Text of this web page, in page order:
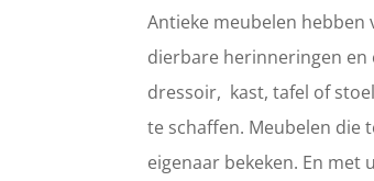
Antieke meubelen hebben
dierbare herinneringen en
dressoir, kast, tafel of
te schaffen. Meubelen die
eigenaar bekeken. En